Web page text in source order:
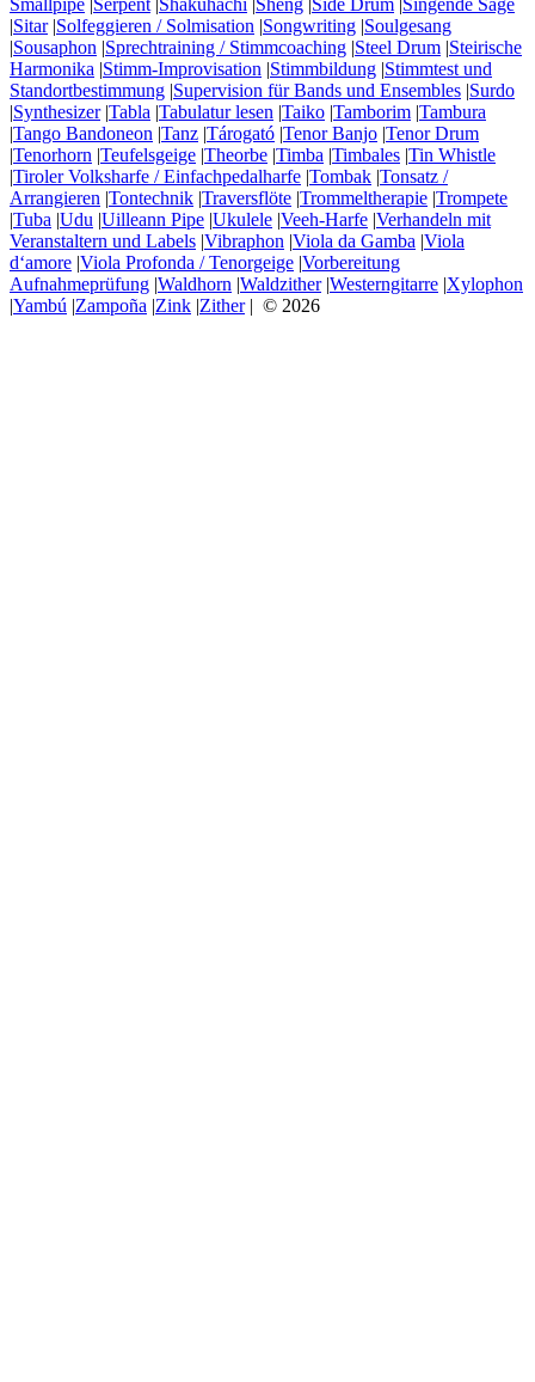
Smallpipe Serpent| Shakuhachi Sheng Side Drum Singende Säge
|Sitar|Solfeggieren / Solmisation |Songwriting |Soulgesang
|Sousaphon |Sprechtraining / Stimmcoaching |Steel Drum |Steirische
Harmonika |Stimm-Improvisation |Stimmbildung |Stimmtest und
Standortbestimmung |Supervision für Bands und Ensembles |Surdo
|Synthesizer|Tabla |Tabulatur lesen |Taiko |Tamborim |Tambura
|Tango Bandoneon |Tanz |Tárogató |Tenor Banjo |Tenor Drum
|Tenorhorn |Teufelsgeige |Theorbe |Timba |Timbales |Tin Whistle
|Tiroler Volksharfe / Einfachpedalharfe |Tombak |Tonsatz /
Arrangieren |Tontechnik |Traversflöte |Trommeltherapie |Trompete
|Tuba |Udu |Uilleann Pipe |Ukulele |Veeh-Harfe |Verhandeln mit
Veranstaltern und Labels |Vibraphon |Viola da Gamba |Viola
d‘amore |Viola Profonda / Tenorgeige |Vorbereitung
Aufnahmeprüfung |Waldhorn |Waldzither|Westerngitarre |Xylophon
|Yambú |Zampoña |Zink |Zither| © 2026